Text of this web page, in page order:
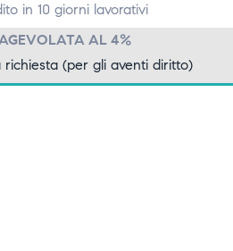
in 10 giorni lavorativi
AL 4%
richiesta (per gli aventi diritto)